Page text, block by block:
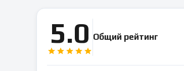
5.0 Общий рейтинг